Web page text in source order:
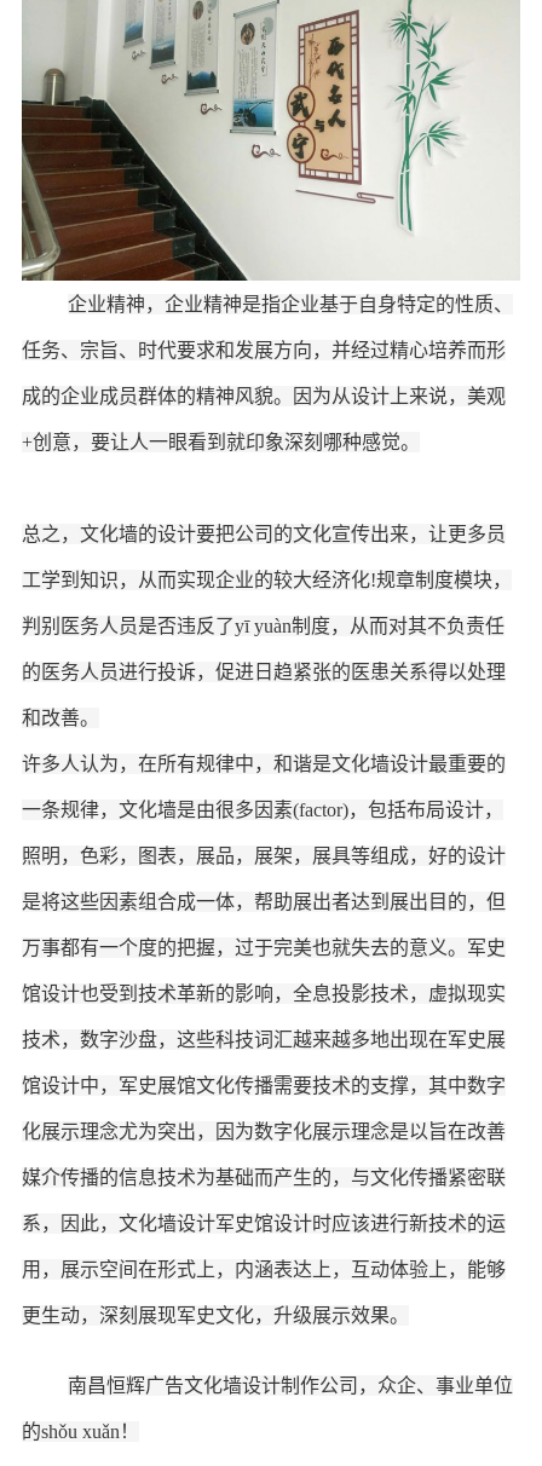
企业精神，企业精神是指企业基于自身特定的性质、
任务、宗旨、时代要求和发展方向，并经过精心培养而形
成的企业成员群体的精神风貌。因为从设计上来说，美观
+创意，要让人一眼看到就印象深刻哪种感觉。
总之，文化墙的设计要把公司的文化宣传出来，让更多员
工学到知识，从而实现企业的较大经济化!规章制度模块，
判别医务人员是否违反了yī yuàn制度，从而对其不负责任
的医务人员进行投诉，促进日趋紧张的医患关系得以处理
和改善。
许多人认为，在所有规律中，和谐是文化墙设计最重要的
一条规律，文化墙是由很多因素(factor)，包括布局设计，
照明，色彩，图表，展品，展架，展具等组成，好的设计
是将这些因素组合成一体，帮助展出者达到展出目的，但
万事都有一个度的把握，过于完美也就失去的意义。军史
馆设计也受到技术革新的影响，全息投影技术，虚拟现实
技术，数字沙盘，这些科技词汇越来越多地出现在军史展
馆设计中， 军史展馆文化传播需要技术的支撑，其中数字
化展示理念尤为突出，因为数字化展示理念是以旨在改善
媒介传播的信息技术为基础而产生的，与文化传播紧密联
系，因此，文化墙设计军史馆设计时应该进行新技术的运
用，展示空间在形式上，内涵表达上，互动体验上，能够
更生动，深刻展现军史文化，升级展示效果。
南昌恒辉广告文化墙设计制作公司， 众企、事业单位
的shǒu xuǎn ！